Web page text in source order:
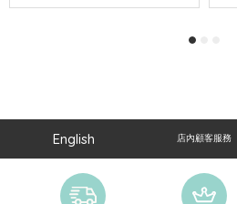
English 店內顧客服務